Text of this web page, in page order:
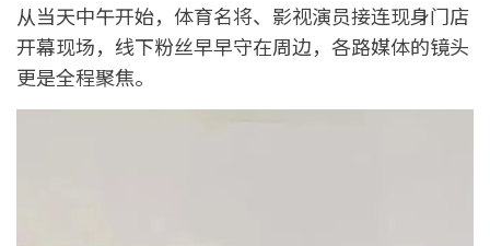
从当天中午开始，体育名将、影视演员接连现身门店
开幕现场，线下粉丝早早守在周边，各路媒体的镜头
更是全程聚焦。